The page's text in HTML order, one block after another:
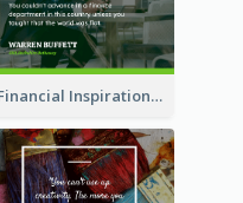
Financial Inspirational Quotes Facebook Post